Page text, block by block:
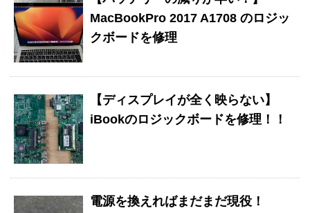
MacBookPro 2017 A1708 のロジッ
クボードを修理
【ディスプレイが全く映らない】
iBookのロジックボードを修理！！
電源を換えればまだまだ現役！